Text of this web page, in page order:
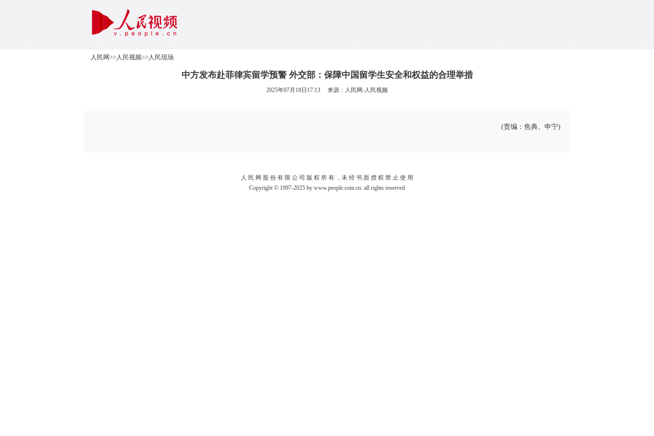
人民网>>人民视频>>人民现场
中方发布赴菲律宾留学预警 外交部：保障中国留学生安全和权益的合理举措
2025年07月18日17:13 来源： 人民网-人民视频
(责编：焦典、申宁)
人 民 网 股 份 有 限 公 司 版 权 所 有 ，未 经 书 面 授 权 禁 止 使 用
Copyright © 1997-2025 by www.people.com.cn. all rights reserved